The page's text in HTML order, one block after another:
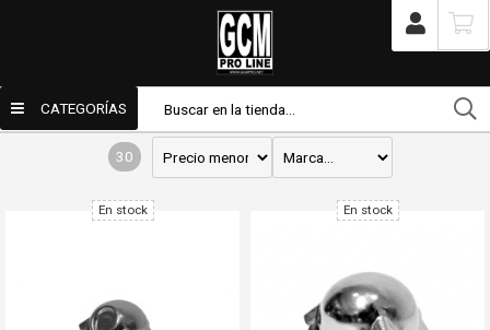
CATEGORÍAS
Audio / Racks / Anviles / Flight Case
Racks / Anviles / Flight Case
30
En stock En stock